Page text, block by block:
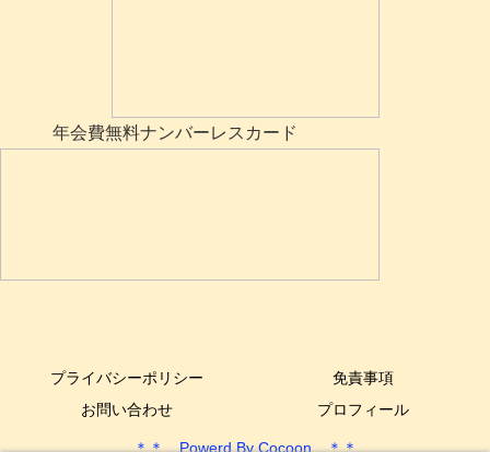
年会費無料ナンバーレスカード
プライバシーポリシー
免責事項
お問い合わせ
プロフィール
＊＊ Powerd By Cocoon ＊＊